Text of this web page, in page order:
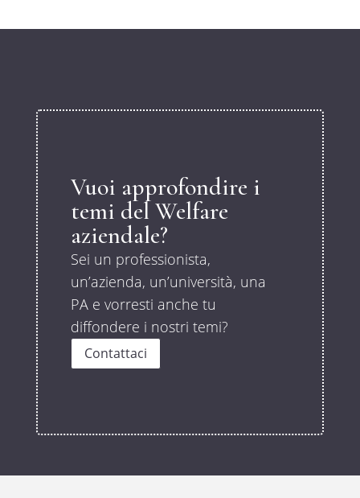
Vuoi approfondire i
temi del Welfare
aziendale?
Sei un professionista,
un’azienda, un’università, una
PA e vorresti anche tu
diffondere i nostri temi?
Contattaci